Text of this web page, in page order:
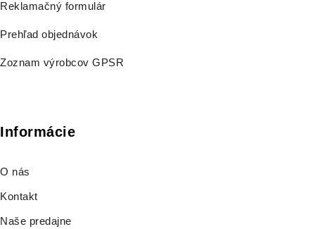
Reklamačný formulár
Prehľad objednávok
Zoznam výrobcov GPSR
Informácie
O nás
Kontakt
Naše predajne